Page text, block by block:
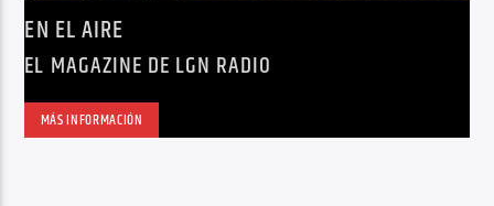
EN EL AIRE
EL MAGAZINE DE LGN RADIO
MÁS INFORMACIÓN